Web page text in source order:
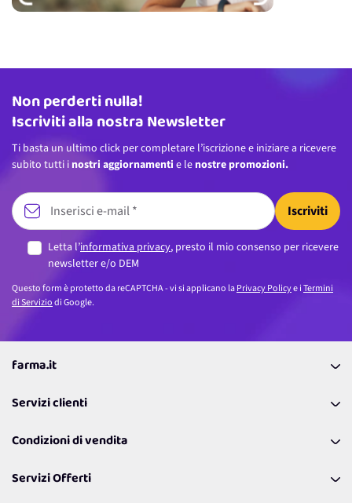
Indirizzo email
Non perderti nulla!
Iscriviti alla nostra Newsletter
Ti basta un ultimo click per completare l’iscrizione e iniziare a ricevere
subito tutti i nostri aggiornamenti e le nostre promozioni.
Iscriviti
Letta l’informativa privacy, presto il mio consenso per ricevere
newsletter e/o DEM
Questo form è protetto da reCAPTCHA - vi si applicano laPrivacy Policye iTermini
di Serviziodi Google.
farma.it
Coupon
Lavora con noi
Politiche per la parità di genere
Servizi clienti
Richiamami
Resi
Condizioni di vendita
Spedizioni
Servizi Offerti